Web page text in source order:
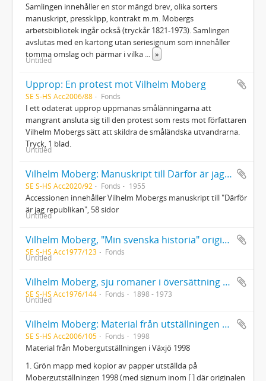
Samlingen innehåller en stor mängd brev, olika sorters
manuskript, pressklipp, kontrakt m.m. Mobergs
arbetsbibliotek ingår också (tryckår 1821-1973). Samlingen
avslutas med en kartong utan seriesignum som innehåller
tomma omslag och pärmar i vilka
»
Untitled
Upprop: En protest mot Vilhelm Moberg
SE S-HS Acc2006/88 Fonds
I ett odaterat upprop uppmanas smålänningarna att
mangrant ansluta sig till den protest som rests mot författaren
Vilhelm Mobergs sätt att skildra de småländska utvandrarna.
Tryck, 1 blad.
Untitled
Vilhelm Moberg: Manuskript till Därför är jag republikan
SE S-HS Acc2020/92 Fonds 1955
Accessionen innehåller Vilhelm Mobergs manuskript till "Därför
är jag republikan", 58 sidor
Untitled
Vilhelm Moberg, "Min svenska historia" originalmanuskript
SE S-HS Acc1977/123 Fonds
Untitled
Vilhelm Moberg, sju romaner i översättning till engelska, tyska, finska, danska och tjeckiska med dedikation av Moberg till Hans G. Westerlund
SE S-HS Acc1976/144 Fonds 1898 - 1973
Untitled
Vilhelm Moberg: Material från utställningen vid Utvandrarnas Hus i Växjö 1998
SE S-HS Acc2006/105 Fonds 1998
Material från Mobergutställningen i Växjö 1998
1. Grön mapp med kopior av papper utställda på
Mobergutställningen 1998 (med signum inom [ ] där originalen